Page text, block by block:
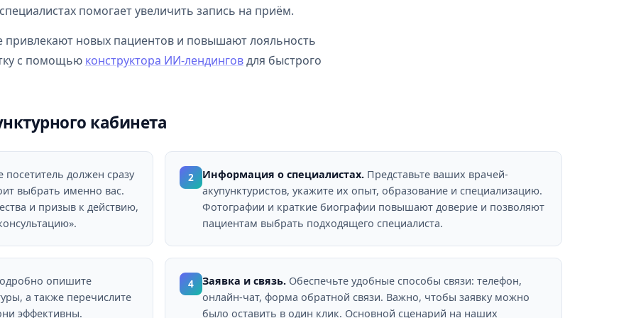
помогает увеличить запись на приём.
привлекают новых пациентов и повышают лояльность
с помощью конструктора ИИ-лендинговдля быстрого
кабинета
должен сразу
выбрать именно вас.
и призыв к действию,
2 Информация о специалистах. Представьте ваших врачей-
акупунктуристов, укажите их опыт, образование и специализацию.
Фотографии и краткие биографии повышают доверие и позволяют
пациентам выбрать подходящего специалиста.
опишите
а также перечислите
эффективны.
4 Заявка и связь. Обеспечьте удобные способы связи: телефон,
онлайн-чат, форма обратной связи. Важно, чтобы заявку можно
было оставить в один клик. Основной сценарий на наших